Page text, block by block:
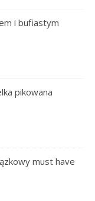
i bufiastym
pikowana
must have